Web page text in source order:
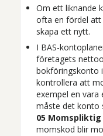
Om ett liknande
ofta en fördel
skapa ett nytt.
I BAS-
företagets
bokföringskonto
kontrollera att
exempel en vara
måste det konto
05
momskod blir